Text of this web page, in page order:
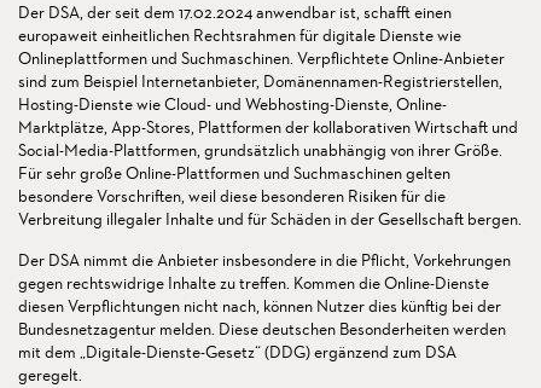
Der DSA, der seit dem 17.02.2024 anwendbar ist, schafft einen
europaweit einheitlichen Rechtsrahmen für digitale Dienste wie
Onlineplattformen und Suchmaschinen. Verpflichtete Online-Anbieter
sind zum Beispiel Internetanbieter, Domänennamen-Registrierstellen,
Hosting-Dienste wie Cloud- und Webhosting-Dienste, Online-
Marktplätze, App-Stores, Plattformen der kollaborativen Wirtschaft und
Social-Media-Plattformen, grundsätzlich unabhängig von ihrer Größe.
Für sehr große Online-Plattformen und Suchmaschinen gelten
besondere Vorschriften, weil diese besonderen Risiken für die
Verbreitung illegaler Inhalte und für Schäden in der Gesellschaft bergen.
Der DSA nimmt die Anbieter insbesondere in die Pflicht, Vorkehrungen
gegen rechtswidrige Inhalte zu treffen. Kommen die Online-Dienste
diesen Verpflichtungen nicht nach, können Nutzer dies künftig bei der
Bundesnetzagentur melden. Diese deutschen Besonderheiten werden
mit dem „Digitale-Dienste-Gesetz“ (DDG) ergänzend zum DSA
geregelt.